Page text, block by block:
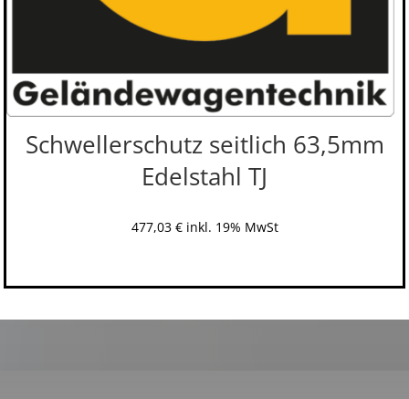
Schwellerschutz seitlich 63,5mm
Edelstahl TJ
477,03 € inkl. 19% MwSt